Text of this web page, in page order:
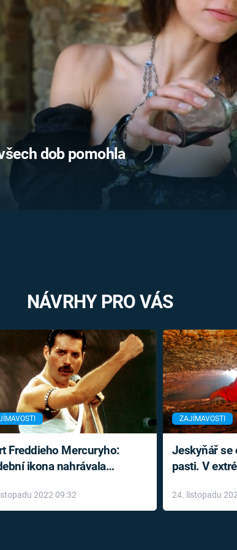
MIMOZEMŠŤANÉ
UTAJENÉ PŘÍBĚHY
ČESKÝCH DĚJIN
ALTERNATIVNÍ
HISTORIE
FILMY
REALITA
HORORY
REALITA
OPTICKÉ
KLAMY
dob pomohla
NÁVRHY PRO VÁS
Freddieho Mercuryho:
ikona nahrávala
2022 09:32
ZAJÍMAVOSTI
Jeskyňář se
pasti. V
24. listopadu